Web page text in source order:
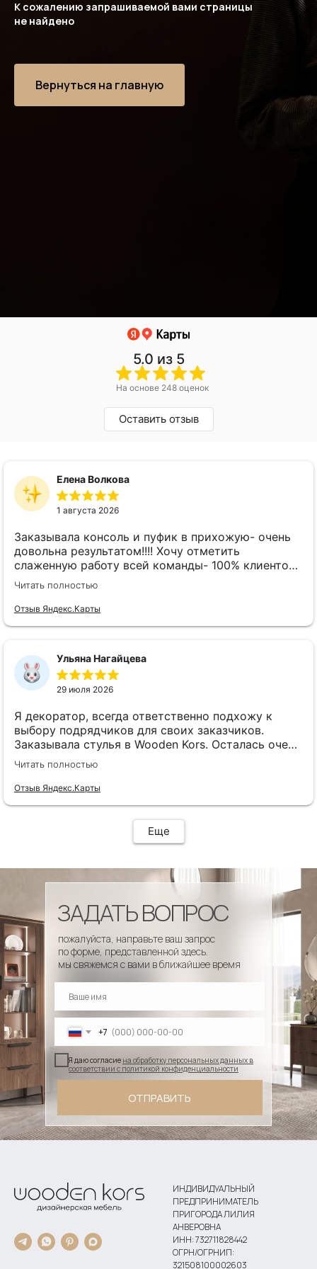
К сожалению запрашиваемой вами страницы
не найдено
Вернуться на главную
5.0 из 5
На основе 248 оценок
Оставить отзыв
Елена Волкова
1 августа 2026
Заказывала консоль и пуфик в прихожую- очень
довольна результатом!!!! Хочу отметить
слаженную работу всей команды- 100% клиенто
ориентированная команда!!!! При заказе
внимательно слушают заказчика , что очень
облегчает подбор материала и цвета. Четкая
Читать полностью
Отзыв Яндекс.Карты
Ульяна Нагайцева
29 июля 2026
Я декоратор, всегда ответственно подхожу к
выбору подрядчиков для своих заказчиков.
Заказывала стулья в Wooden Kors. Осталась очень
довольна качеством, скоростью исполнения,
доставкой! А особенно
клиентоориентированностью менеджеров. Все
удобством гостей! Особенно приятно было то, что
по запросу выслали образцы тканей обивки и я
сочетающееся с основным текстилем ресторана.
Читать полностью
Отзыв Яндекс.Карты
Еще
+7
Я даю согласие на обработку персональных данных в
соответствии с политикой конфиденциальности
ОТПРАВИТЬ
пожалуйста, направьте ваш запрос
по форме, представленной здесь.
мы свяжемся с вами в ближайшее время
ЗАДАТЬ ВОПРОС
ИНДИВИДУАЛЬНЫЙ
ПРЕДПРИНИМАТЕЛЬ
ПРИГОРОДА ЛИЛИЯ
АНВЕРОВНА
ИНН: 732711828442
ОГРН/ОГРНИП:
321508100002603